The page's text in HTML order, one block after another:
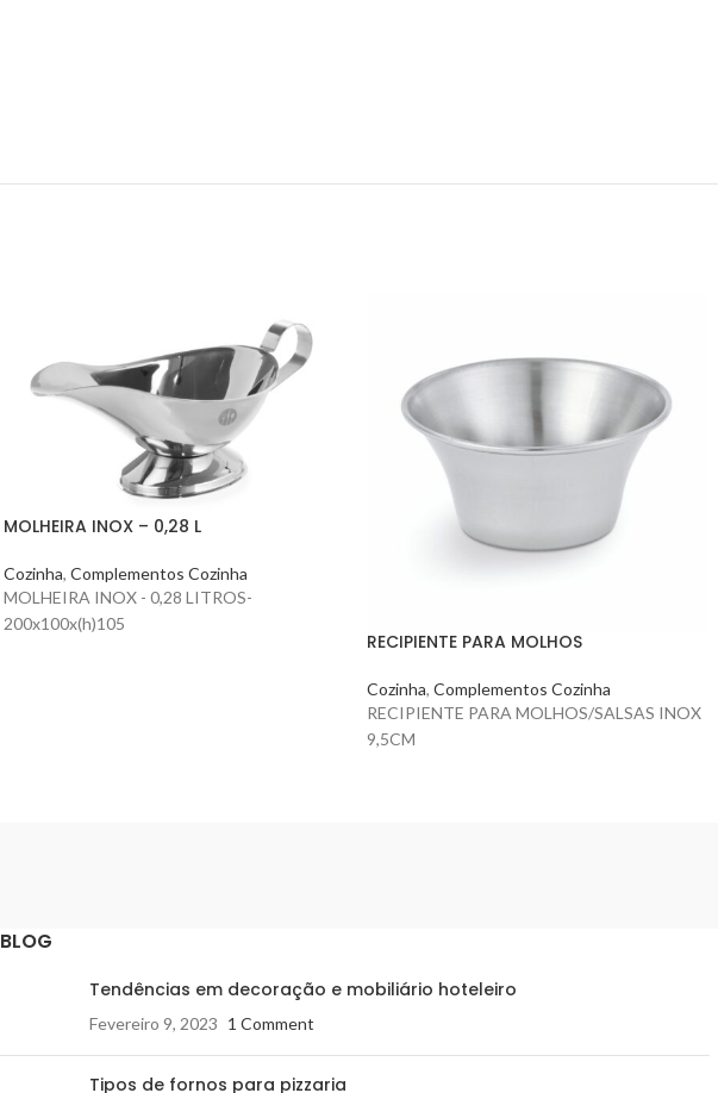
MOLHEIRA INOX – 0,28 L
Cozinha, Complementos Cozinha
MOLHEIRA INOX - 0,28 LITROS-
200x100x(h)105
RECIPIENTE PARA MOLHOS
Cozinha, Complementos Cozinha
RECIPIENTE PARA MOLHOS/SALSAS INOX
9,5CM
BLOG
Tendências em decoração e mobiliário hoteleiro
Fevereiro 9, 2023 1 Comment
Tipos de fornos para pizzaria